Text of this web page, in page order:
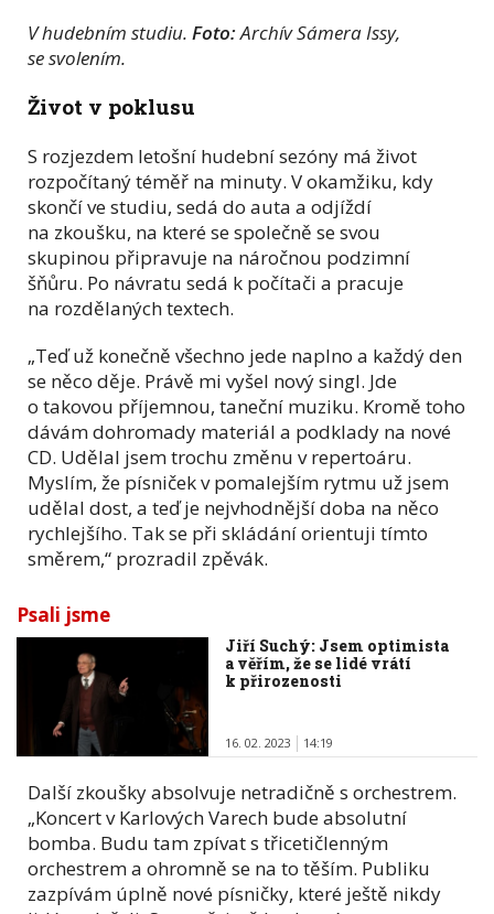
V hudebním studiu. Foto:Archív Sámera Issy,
se svolením.
Život v poklusu
S rozjezdem letošní hudební sezóny má život
rozpočítaný téměř na minuty. V okamžiku, kdy
skončí ve studiu, sedá do auta a odjíždí
na zkoušku, na které se společně se svou
skupinou připravuje na náročnou podzimní
šňůru. Po návratu sedá k počítači a pracuje
na rozdělaných textech.
„Teď už konečně všechno jede naplno a každý den
se něco děje. Právě mi vyšel nový singl. Jde
o takovou příjemnou, taneční muziku. Kromě toho
dávám dohromady materiál a podklady na nové
CD. Udělal jsem trochu změnu v repertoáru.
Myslím, že písniček v pomalejším rytmu už jsem
udělal dost, a teď je nejvhodnější doba na něco
rychlejšího. Tak se při skládání orientuji tímto
směrem,“ prozradil zpěvák.
Psali jsme
Jiří Suchý: Jsem optimista
a věřím, že se lidé vrátí
k přirozenosti
16. 02. 2023 14:19
Další zkoušky absolvuje netradičně s orchestrem.
„Koncert v Karlových Varech bude absolutní
bomba. Budu tam zpívat s třicetičlenným
orchestrem a ohromně se na to těším. Publiku
zazpívám úplně nové písničky, které ještě nikdy